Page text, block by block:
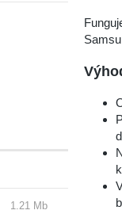
1.21 Mb